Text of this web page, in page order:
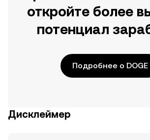
откройте более
потенциал
Подробнее о DOGE
Дисклеймер